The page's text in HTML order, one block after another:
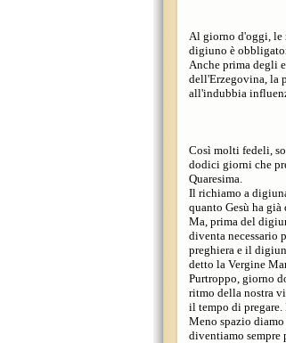
Al giorno d'oggi, le
digiuno è
Anche prima degli
dell'Erzegovina, la
all'indubbia
Così molti fedeli,
dodici giorni che
Quaresima.
Il richiamo a
quanto Gesù ha
Ma, prima del
diventa necessario
preghiera e il
detto la Vergine
Purtroppo, giorno
ritmo della nostra
il tempo di
Meno spazio
diventiamo sempre